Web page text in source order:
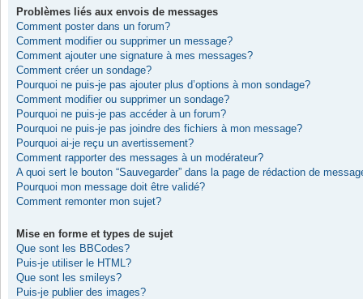
Problèmes liés aux envois de messages
Comment poster dans un forum?
Comment modifier ou supprimer un message?
Comment ajouter une signature à mes messages?
Comment créer un sondage?
Pourquoi ne puis-je pas ajouter plus d’options à mon sondage?
Comment modifier ou supprimer un sondage?
Pourquoi ne puis-je pas accéder à un forum?
Pourquoi ne puis-je pas joindre des fichiers à mon message?
Pourquoi ai-je reçu un avertissement?
Comment rapporter des messages à un modérateur?
A quoi sert le bouton “Sauvegarder” dans la page de rédaction de
Pourquoi mon message doit être validé?
Comment remonter mon sujet?
Mise en forme et types de sujet
Que sont les BBCodes?
Puis-je utiliser le HTML?
Que sont les smileys?
Puis-je publier des images?